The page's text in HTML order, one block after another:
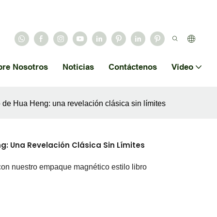
Nosotros Noticias Contáctenos Video
Hua Heng: una revelación clásica sin límites
Una Revelación Clásica Sin Límites
nuestro empaque magnético estilo libro